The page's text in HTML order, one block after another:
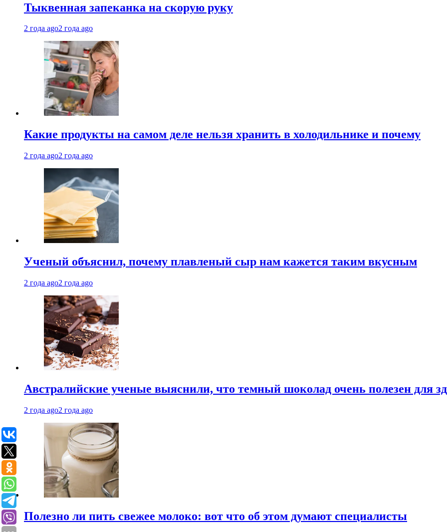
Тыквенная запеканка на скорую руку
2 года ago2 года ago
Какие продукты на самом деле нельзя хранить в холодильнике и почему
2 года ago2 года ago
Ученый объяснил, почему плавленый сыр нам кажется таким вкусным
2 года ago2 года ago
Австралийские ученые выяснили, что темный шоколад очень полезен для
2 года ago2 года ago
Полезно ли пить свежее молоко: вот что об этом думают специалисты